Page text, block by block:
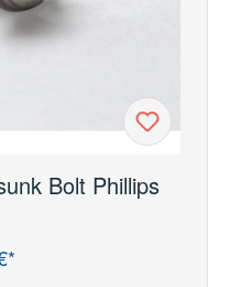
Bolt Phillips